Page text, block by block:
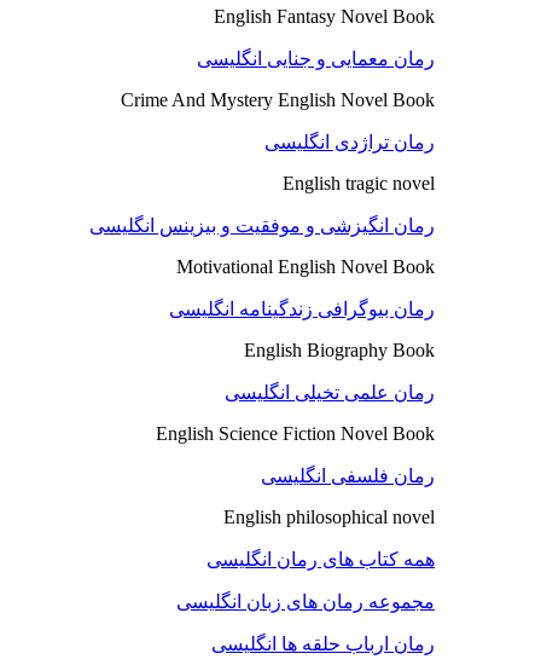
English Fantasy Novel Book
رمان معمایی و جنایی انگلیسی
Crime And Mystery English Novel Book
رمان تراژدی انگلیسی
English tragic novel
رمان انگیزشی و موفقیت و بیزینس انگلیسی
Motivational English Novel Book
رمان بیوگرافی زندگینامه انگلیسی
English Biography Book
رمان علمی تخیلی انگلیسی
English Science Fiction Novel Book
رمان فلسفی انگلیسی
English philosophical novel
همه کتاب های رمان انگلیسی
مجموعه رمان های زبان انگلیسی
رمان ارباب حلقه ها انگلیسی